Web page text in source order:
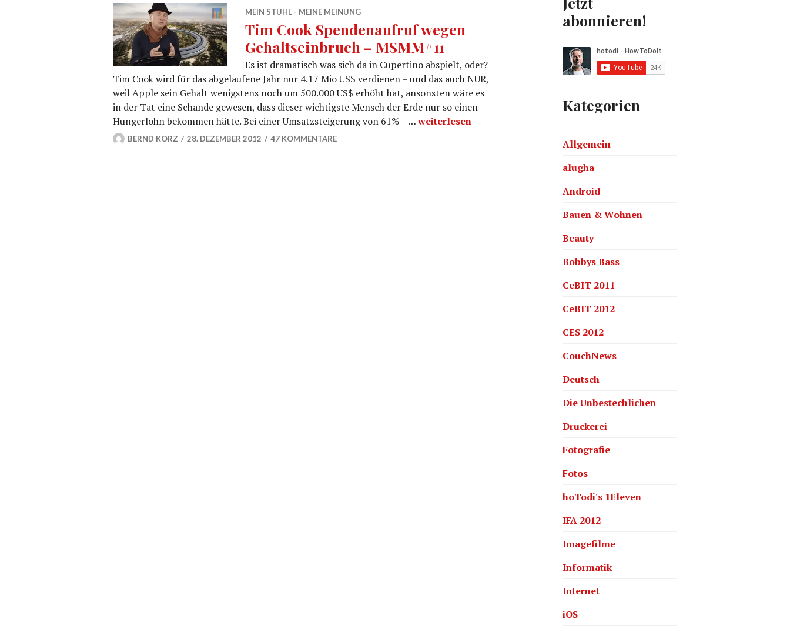
MEIN STUHL - MEINE MEINUNG
Tim Cook Spendenaufruf wegen
Gehaltseinbruch – MSMM#11
Es ist dramatisch was sich da in Cupertino abspielt, oder?
Tim Cook wird für das abgelaufene Jahr nur 4.17 Mio US$ verdienen – und das auch NUR,
weil Apple sein Gehalt wenigstens noch um 500.000 US$ erhöht hat, ansonsten wäre es
in der Tat eine Schande gewesen, dass dieser wichtigste Mensch der Erde nur so einen
Hungerlohn bekommen hätte. Bei einer Umsatzsteigerung von 61% – …Tim Cook Spendenaufruf wegen Gehaltseinbruch – MSMM#11
weiterlesen
BERND KORZ 28. DEZEMBER 2012 47 KOMMENTARE
abonnieren!
Kategorien
Allgemein
alugha
Android
Bauen & Wohnen
Beauty
Bobbys Bass
CeBIT 2011
CeBIT 2012
CES 2012
CouchNews
Deutsch
Die Unbestechlichen
Druckerei
Fotografie
Fotos
hoTodi's 1Eleven
IFA 2012
Imagefilme
Informatik
Internet
iOS